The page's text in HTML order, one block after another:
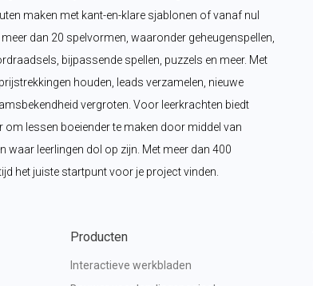
maken met kant-en-klare sjablonen of vanaf nul
dan 20 spelvormen, waaronder geheugenspellen,
bijpassende spellen, puzzels en meer. Met
houden, leads verzamelen, nieuwe
vergroten. Voor leerkrachten biedt
om lessen boeiender te maken door middel van
waar leerlingen dol op zijn. Met meer dan 400
het juiste startpunt voor je project vinden.
Producten
Interactieve werkbladen